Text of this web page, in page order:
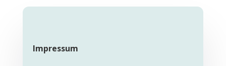
Impressum